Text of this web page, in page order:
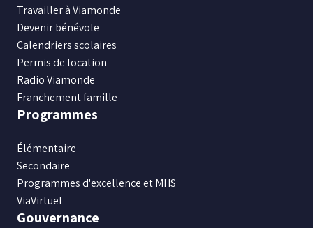
sur
Facebook
sur
Instagram
sur
X
Youtube
sur
Travailler à Viamonde
Devenir bénévole
Calendriers scolaires
Permis de location
Radio Viamonde
Franchement famille
Programmes
Élémentaire
Secondaire
Programmes d'excellence et MHS
ViaVirtuel
Gouvernance